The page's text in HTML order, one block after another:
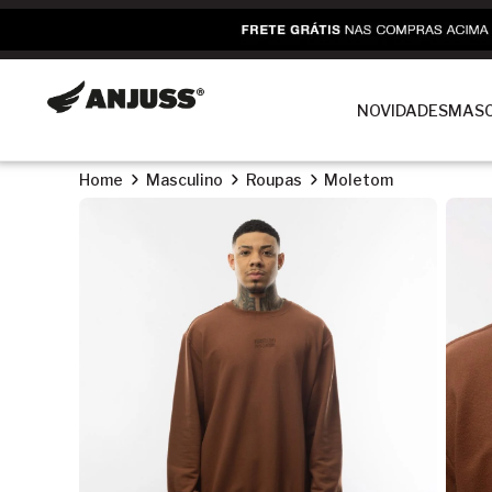
NOVIDADES
Home Masculino Roupas Moletom